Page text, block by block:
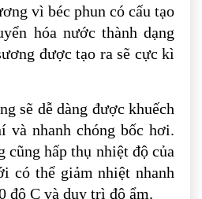
vì béc phun có cấu tạo
hóa nước thành dạng
được tạo ra sẽ cực kì
sẽ dễ dàng được khuếch
và nhanh chóng bốc hơi.
cũng hấp thụ nhiệt độ của
có thể giảm nhiệt nhanh
độ C và duy trì độ ẩm.